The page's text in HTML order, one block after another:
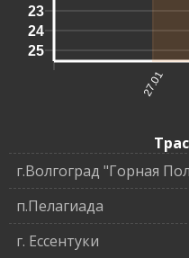
23
24
25
27.01
г.Волгоград "Горная
п.Пелагиада
г. Ессентуки